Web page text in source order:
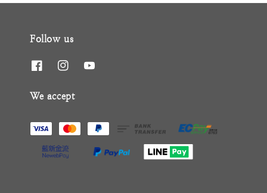
Follow us
We accept